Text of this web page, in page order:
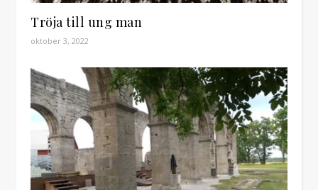
Tröja till ung man
oktober 3, 2022